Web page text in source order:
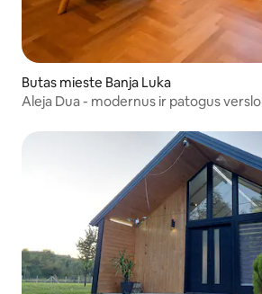
Butas mieste Banja Luka
Aleja Dua - modernus ir patogus